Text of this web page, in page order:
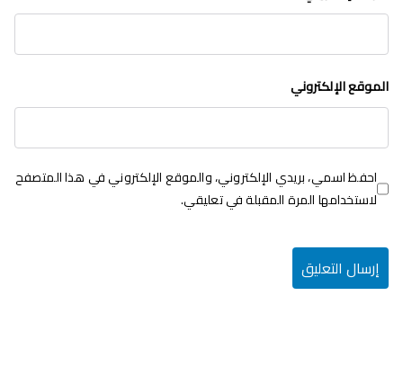
الموقع الإلكتروني
احفظ اسمي، بريدي الإلكتروني، والموقع الإلكتروني في هذا المتصفح
لاستخدامها المرة المقبلة في تعليقي.